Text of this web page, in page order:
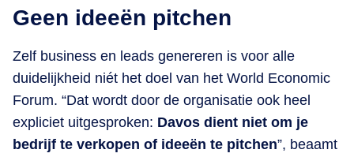
Geen ideeën pitchen
Zelf business en leads genereren is voor alle
duidelijkheid niét het doel van het World Economic
Forum. “Dat wordt door de organisatie ook heel
expliciet uitgesproken: Davos dient niet om je
bedrijf te verkopen of ideeën te pitchen”, beaamt